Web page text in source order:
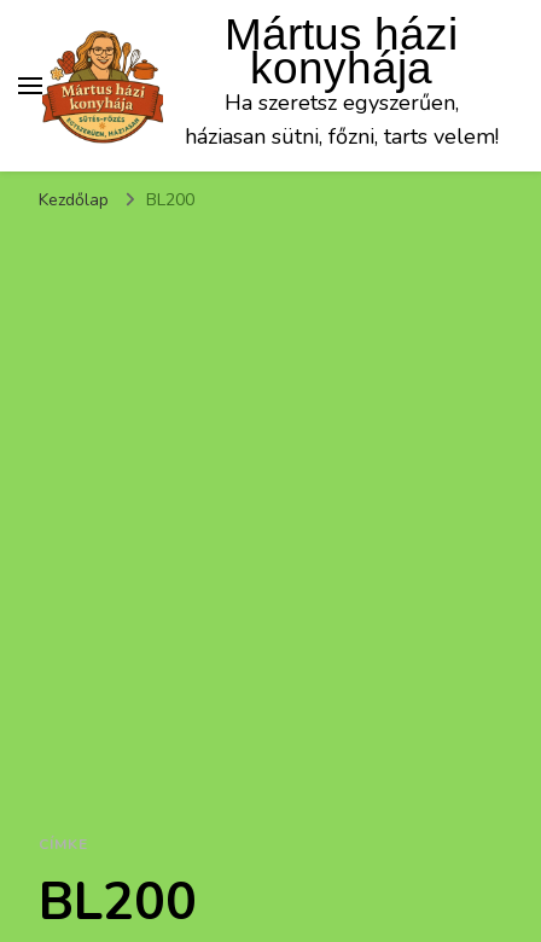
Mártus házi
konyhája
Ha szeretsz egyszerűen,
háziasan sütni, főzni, tarts velem!
Kezdőlap BL200
CÍMKE
BL200